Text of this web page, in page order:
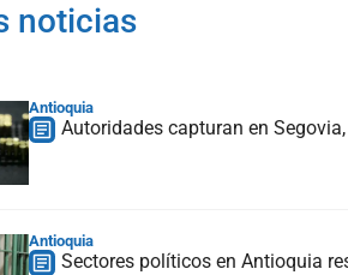
noticias
Antioquia
Autoridades capturan en
Antioquia
Sectores políticos en Antioquia